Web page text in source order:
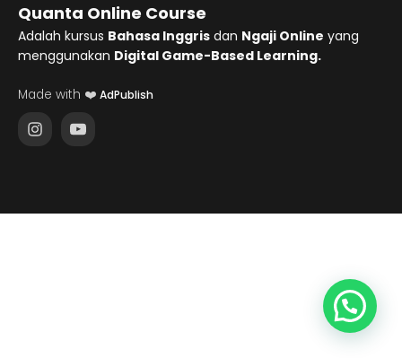
Quanta Online Course
Adalah kursus Bahasa Inggris dan Ngaji Online yang
menggunakan Digital Game-Based Learning.
Made with ❤️ AdPublish